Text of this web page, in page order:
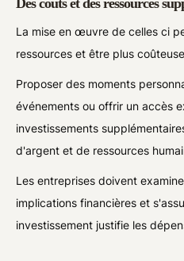
La mise en œuvre de celles ci
ressources et être plus
Proposer des moments
événements ou offrir un accès
investissements
d'argent et de ressources
Les entreprises doivent
implications financières et
investissement justifie les